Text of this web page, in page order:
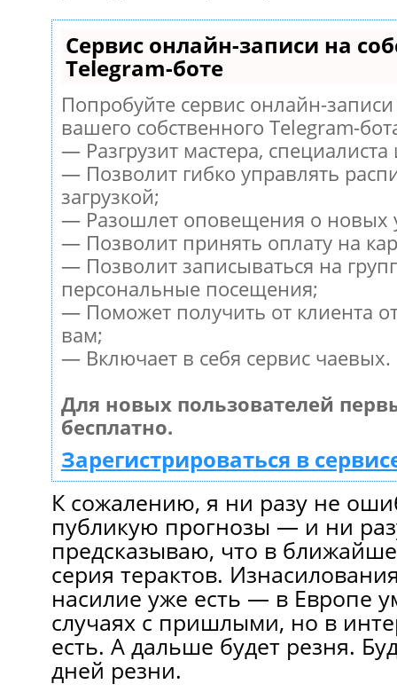
Сервис онлайн-записи на
Telegram-боте
Попробуйте сервис онлайн-
вашего собственного Telegram-
— Разгрузит мастера,
— Позволит гибко управлять
загрузкой;
— Разошлет оповещения о новых
— Позволит принять оплату на
— Позволит записываться на
персональные посещения;
— Поможет получить от клиента
вам;
— Включает в себя сервис чаевых.
Для новых пользователей
бесплатно.
Зарегистрироваться в
К сожалению, я ни разу не
публикую прогнозы — и ни
предсказываю, что в
серия терактов.
насилие уже есть — в Европе
случаях с пришлыми, но в
есть. А дальше будет резня.
дней резни.